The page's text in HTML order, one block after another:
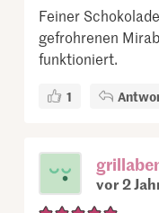
Feiner
gefrohrenen
funktioniert.
1
vor 2